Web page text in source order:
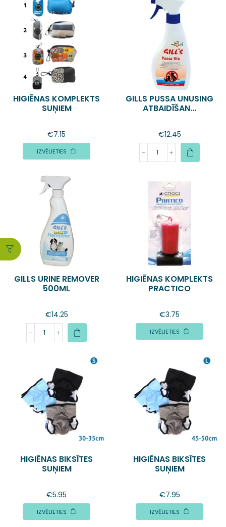
HIGIĒNAS KOMPLEKTS
SUŅIEM
€7.15
IZVĒLIETIES
GILLS PUSSA UNUSING
ATBAIDĪŠAN...
€12.45
GILLS URINE REMOVER
500ML
€14.25
HIGIĒNAS KOMPLEKTS
PRACTICO
€3.75
IZVĒLIETIES
HIGIĒNAS BIKSĪTES
SUŅIEM
€5.95
IZVĒLIETIES
HIGIĒNAS BIKSĪTES
SUŅIEM
€7.95
IZVĒLIETIES